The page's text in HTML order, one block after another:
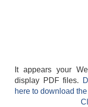
It appears your
display PDF files.
here to download